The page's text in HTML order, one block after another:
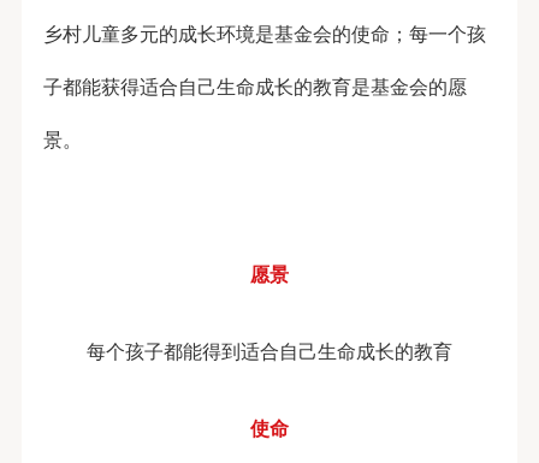
乡村儿童多元的成长环境是基金会的使命；每一个孩
子都能获得适合自己生命成长的教育是基金会的愿
景。
愿景
每个孩子都能得到适合自己生命成长的教育
使命